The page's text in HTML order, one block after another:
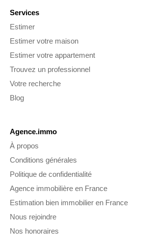
Services
Estimer
Estimer votre maison
Estimer votre appartement
Trouvez un professionnel
Votre recherche
Blog
Agence.immo
À propos
Conditions générales
Politique de confidentialité
Agence immobilière en France
Estimation bien immobilier en France
Nous rejoindre
Nos honoraires